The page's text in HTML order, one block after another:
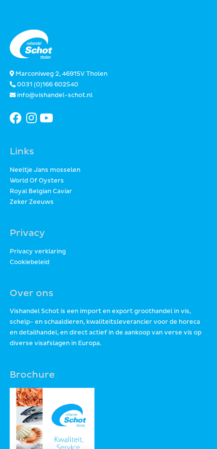
Marconiweg 2, 4691SV Tholen
0031 (0)166 602540
info@vishandel-schot.nl
Links
Neeltje Jans mosselen
World Of Oysters
Royal Belgian Caviar
Zeker Zeeuws
Privacy
Privacy verklaring
Cookiebeleid
Over ons
Vishandel Schot is een import en export groothandel in vis,
schelp- en schaaldieren, kwaliteitsleverancier voor de horeca
en detailhandel, en direct actief in de aankoop van verse vis op
diverse visafslagen in Europa.
Brochure